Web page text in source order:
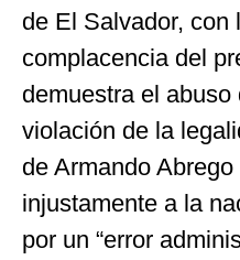
de El Salvador, con
complacencia del
demuestra el
violación de la
de Armando
injustamente a la
por un “error